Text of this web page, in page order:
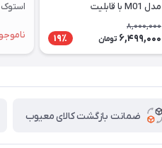
مدل M01 با قابلیت
فیلم‌برداری ۴K
8,000,000
6,499,000 تومان 19٪
ضمانت بازگشت کالای معیوب